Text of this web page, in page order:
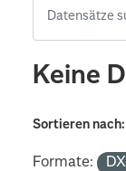
Keine
Sortieren nach
Formate: